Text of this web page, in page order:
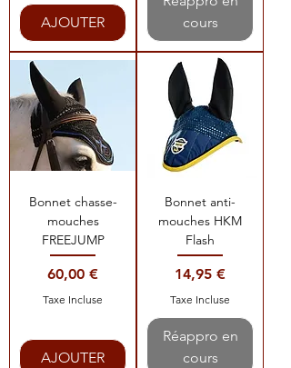
AJOUTER
cours
Bonnet chasse-
mouches
FREEJUMP
Prix
60,00 €
Taxe Incluse
AJOUTER
Bonnet anti-
mouches HKM
Flash
Prix
14,95 €
Taxe Incluse
Réappro en
cours